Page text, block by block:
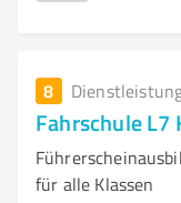
8
Fahrschule L7
für alle Klassen